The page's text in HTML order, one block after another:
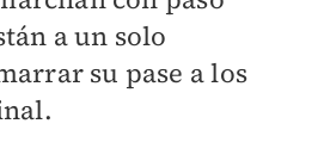
a un solo
su pase a los